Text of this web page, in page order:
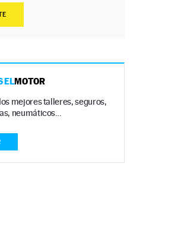
ELMOTOR
mejores talleres, seguros,
neumáticos…